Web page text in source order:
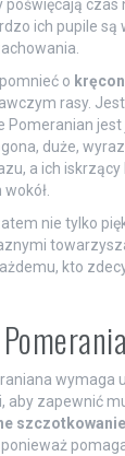
poświęcają
ich pupile
o
rasy.
Pomeranian
duże,
a ich
nie tylko
kto
wymaga
aby zapewnić
szczotkowanie